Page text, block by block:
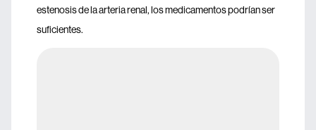
estenosis de la arteria renal, los medicamentos podrían ser
suficientes.